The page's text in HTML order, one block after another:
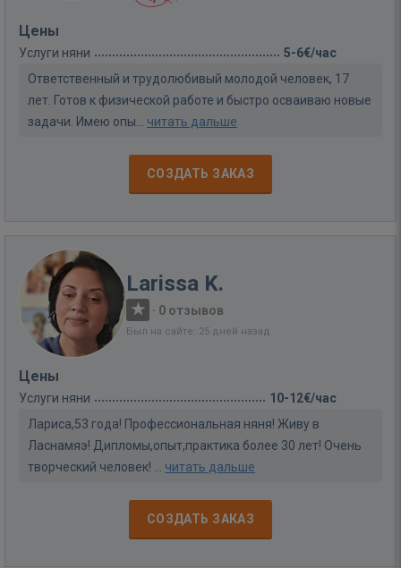
Цены
Услуги няни
5-6€/час
Ответственный и трудолюбивый молодой человек, 17
лет. Готов к физической работе и быстро осваиваю новые
задачи. Имею опы... читать дальше
СОЗДАТЬ ЗАКАЗ
Larissa K.
· 0 отзывов
Был на сайте: 25 дней назад
Цены
Услуги няни
10-12€/час
Лариса,53 года! Профессиональная няня! Живу в
Ласнамяэ! Дипломы,опыт,практика более 30 лет! Очень
творческий человек! ... читать дальше
СОЗДАТЬ ЗАКАЗ